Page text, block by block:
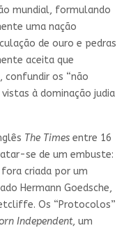
mundial, formulando
uma nação
de ouro e pedras
aceita que
confundir os “não
à dominação judia
The Timesentre 16
se de um embuste:
criada por um
Hermann Goedsche,
Os “Protocolos”
Independent, um